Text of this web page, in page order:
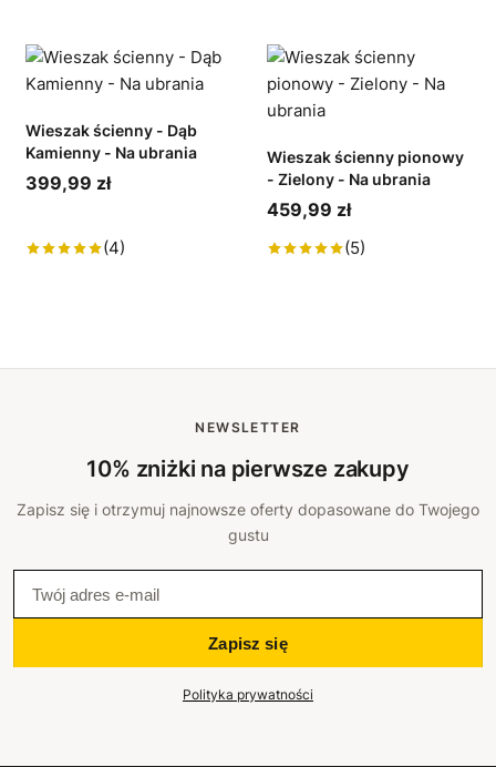
Wieszak ścienny - Dąb
Kamienny - Na ubrania
399,99 zł
(4)
Wieszak ścienny pionowy
- Zielony - Na ubrania
459,99 zł
(5)
NEWSLETTER
10% zniżki na pierwsze zakupy
Zapisz się i otrzymuj najnowsze oferty dopasowane do Twojego
gustu
Zapisz się
Polityka prywatności